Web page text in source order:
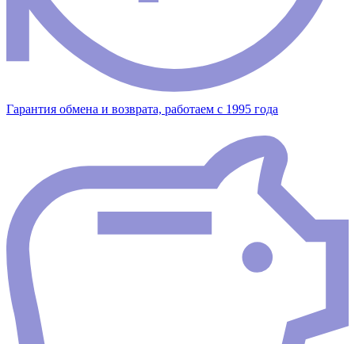
Гарантия обмена и возврата, работаем с 1995 года